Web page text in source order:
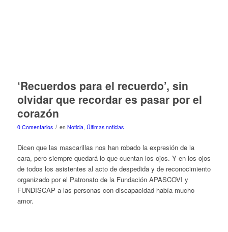
‘Recuerdos para el recuerdo’, sin
olvidar que recordar es pasar por el
corazón
0 Comentarios / en Noticia Últimas noticias
Dicen que las mascarillas nos han robado la expresión de la
cara, pero siempre quedará lo que cuentan los ojos. Y en los ojos
de todos los asistentes al acto de despedida y de reconocimiento
organizado por el Patronato de la Fundación APASCOVI y
FUNDISCAP a las personas con discapacidad había mucho
amor.